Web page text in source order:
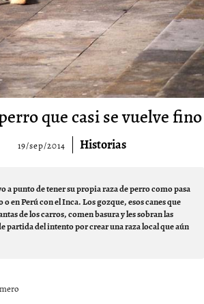
que casi se vuelve fino
19/sep/2014 Historias
a punto de tener su propia raza de perro como pasa
en Perú con el Inca. Los gozque, esos canes que
de los carros, comen basura y les sobran las
partida del intento por crear una raza local que aún